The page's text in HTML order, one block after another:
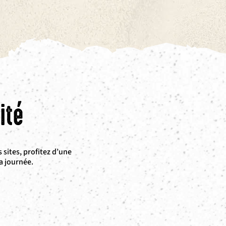
sites, profitez d’une
journée.